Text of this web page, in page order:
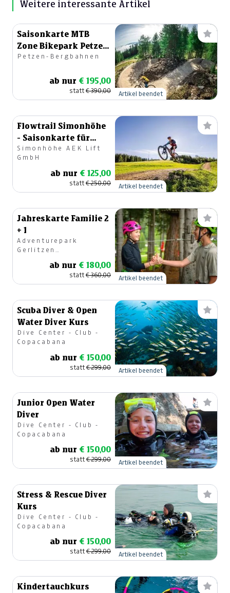
Weitere interessante Artikel
Saisonkarte MTB
Zone Bikepark Petzen
2024
Petzen-Bergbahnen
ab nur € 195,00
statt€ 390,00 Artikel beendet
Flowtrail Simonhöhe
- Saisonkarte für
Bike-Fans (Trails &
Lift)
Simonhöhe AEK Lift
GmbH
ab nur € 125,00
statt€ 250,00 Artikel beendet
Jahreskarte Familie 2
+ 1
Adventurepark
Gerlitzen
ab nur € 180,00
statt€ 360,00 Artikel beendet
Scuba Diver & Open
Water Diver Kurs
Dive Center - Club -
Copacabana
ab nur € 150,00
statt€ 299,00 Artikel beendet
Junior Open Water
Diver
Dive Center - Club -
Copacabana
ab nur € 150,00
statt€ 299,00 Artikel beendet
Stress & Rescue Diver
Kurs
Dive Center - Club -
Copacabana
ab nur € 150,00
statt€ 299,00 Artikel beendet
Kindertauchkurs